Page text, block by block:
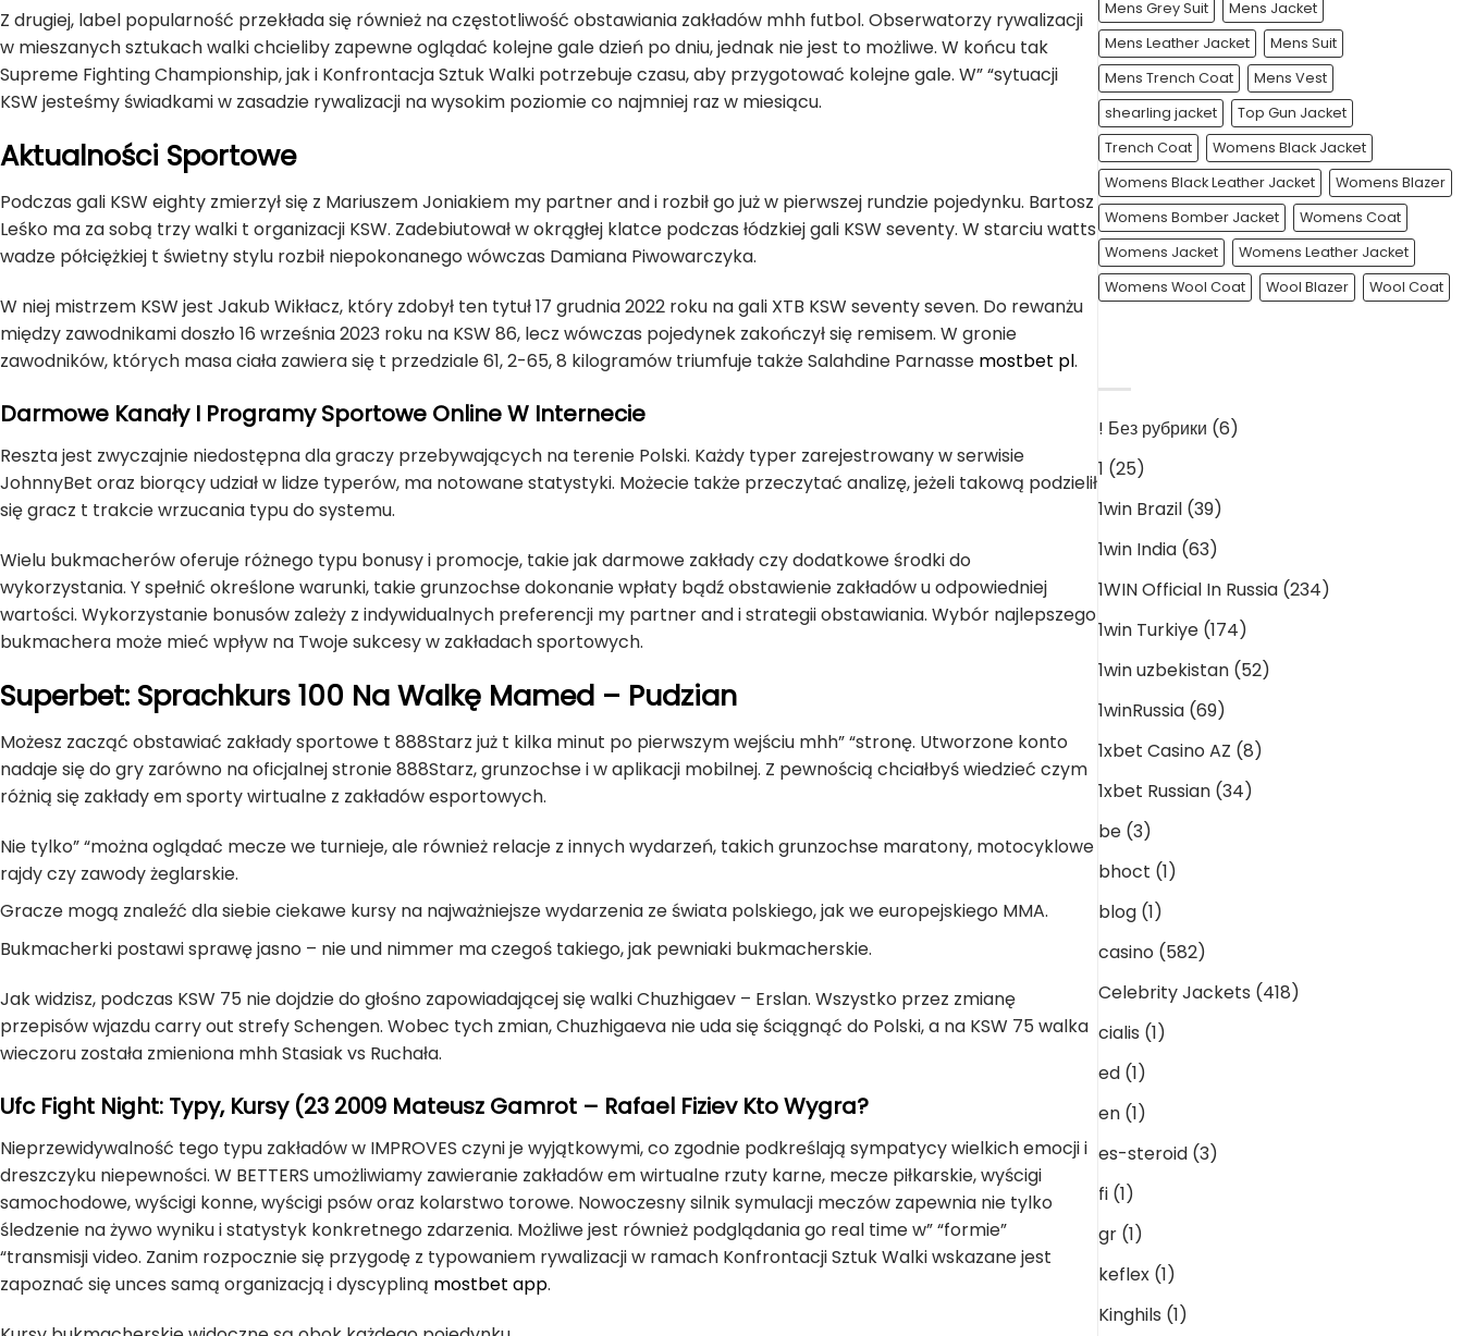
Z drugiej, label popularność przekłada się również na częstotliwość obstawiania zakładów mhh futbol. Obserwatorzy rywalizacji
w mieszanych sztukach walki chcieliby zapewne oglądać kolejne gale dzień po dniu, jednak nie jest to możliwe. W końcu tak
Supreme Fighting Championship, jak i Konfrontacja Sztuk Walki potrzebuje czasu, aby przygotować kolejne gale. W” “sytuacji
KSW jesteśmy świadkami w zasadzie rywalizacji na wysokim poziomie co najmniej raz w miesiącu.
Aktualności Sportowe
Podczas gali KSW eighty zmierzył się z Mariuszem Joniakiem my partner and i rozbił go już w pierwszej rundzie pojedynku. Bartosz
Leśko ma za sobą trzy walki t organizacji KSW. Zadebiutował w okrągłej klatce podczas łódzkiej gali KSW seventy. W starciu watts
wadze półciężkiej t świetny stylu rozbił niepokonanego wówczas Damiana Piwowarczyka.
W niej mistrzem KSW jest Jakub Wikłacz, który zdobył ten tytuł 17 grudnia 2022 roku na gali XTB KSW seventy seven. Do rewanżu
między zawodnikami doszło 16 września 2023 roku na KSW 86, lecz wówczas pojedynek zakończył się remisem. W gronie
zawodników, których masa ciała zawiera się t przedziale 61, 2-65, 8 kilogramów triumfuje także Salahdine Parnasse mostbet pl.
Darmowe Kanały I Programy Sportowe Online W Internecie
Reszta jest zwyczajnie niedostępna dla graczy przebywających na terenie Polski. Każdy typer zarejestrowany w serwisie
JohnnyBet oraz biorący udział w lidze typerów, ma notowane statystyki. Możecie także przeczytać analizę, jeżeli takową podzielił
się gracz t trakcie wrzucania typu do systemu.
Wielu bukmacherów oferuje różnego typu bonusy i promocje, takie jak darmowe zakłady czy dodatkowe środki do
wykorzystania. Y spełnić określone warunki, takie grunzochse dokonanie wpłaty bądź obstawienie zakładów u odpowiedniej
wartości. Wykorzystanie bonusów zależy z indywidualnych preferencji my partner and i strategii obstawiania. Wybór najlepszego
bukmachera może mieć wpływ na Twoje sukcesy w zakładach sportowych.
Superbet: Sprachkurs 100 Na Walkę Mamed – Pudzian
Możesz zacząć obstawiać zakłady sportowe t 888Starz już t kilka minut po pierwszym wejściu mhh” “stronę. Utworzone konto
nadaje się do gry zarówno na oficjalnej stronie 888Starz, grunzochse i w aplikacji mobilnej. Z pewnością chciałbyś wiedzieć czym
różnią się zakłady em sporty wirtualne z zakładów esportowych.
Nie tylko” “można oglądać mecze we turnieje, ale również relacje z innych wydarzeń, takich grunzochse maratony, motocyklowe
rajdy czy zawody żeglarskie.
Gracze mogą znaleźć dla siebie ciekawe kursy na najważniejsze wydarzenia ze świata polskiego, jak we europejskiego MMA.
Bukmacherki postawi sprawę jasno – nie und nimmer ma czegoś takiego, jak pewniaki bukmacherskie.
Jak widzisz, podczas KSW 75 nie dojdzie do głośno zapowiadającej się walki Chuzhigaev – Erslan. Wszystko przez zmianę
przepisów wjazdu carry out strefy Schengen. Wobec tych zmian, Chuzhigaeva nie uda się ściągnąć do Polski, a na KSW 75 walka
wieczoru została zmieniona mhh Stasiak vs Ruchała.
Ufc Fight Night: Typy, Kursy (23 2009 Mateusz Gamrot – Rafael Fiziev Kto Wygra?
Nieprzewidywalność tego typu zakładów w IMPROVES czyni je wyjątkowymi, co zgodnie podkreślają sympatycy wielkich emocji i
dreszczyku niepewności. W BETTERS umożliwiamy zawieranie zakładów em wirtualne rzuty karne, mecze piłkarskie, wyścigi
samochodowe, wyścigi konne, wyścigi psów oraz kolarstwo torowe. Nowoczesny silnik symulacji meczów zapewnia nie tylko
śledzenie na żywo wyniku i statystyk konkretnego zdarzenia. Możliwe jest również podglądania go real time w” “formie”
“transmisji video. Zanim rozpocznie się przygodę z typowaniem rywalizacji w ramach Konfrontacji Sztuk Walki wskazane jest
zapoznać się unces samą organizacją i dyscypliną mostbet app.
Mens Grey Suit
Mens Jacket
Mens Leather Jacket
Mens Suit
Mens Trench Coat
Mens Vest
shearling jacket
Top Gun Jacket
Trench Coat
Womens Black Jacket
Womens Black Leather Jacket
Womens Blazer
Womens Bomber Jacket
Womens Coat
Womens Jacket
Womens Leather Jacket
Womens Wool Coat
Wool Blazer Wool Coat
! Без рубрики (6)
1 (25)
1win Brazil (39)
1win India (63)
1WIN Official In Russia (234)
1win Turkiye (174)
1win uzbekistan (52)
1winRussia (69)
1xbet Casino AZ (8)
1xbet Russian (34)
be (3)
bhoct (1)
blog (1)
casino (582)
Celebrity Jackets (418)
cialis (1)
ed (1)
en (1)
es-steroid (3)
fi (1)
gr (1)
keflex (1)
Kinghils (1)